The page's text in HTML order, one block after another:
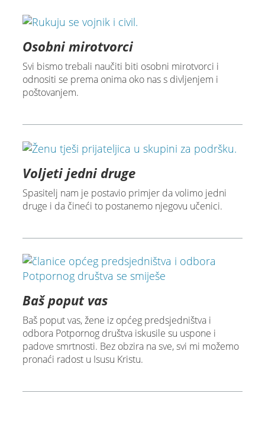
Osobni mirotvorci
Svi bismo trebali naučiti biti osobni mirotvorci i
odnositi se prema onima oko nas s divljenjem i
poštovanjem.
Voljeti jedni druge
Spasitelj nam je postavio primjer da volimo jedni
druge i da čineći to postanemo njegovu učenici.
Baš poput vas
Baš poput vas, žene iz općeg predsjedništva i
odbora Potpornog društva iskusile su uspone i
padove smrtnosti. Bez obzira na sve, svi mi možemo
pronaći radost u Isusu Kristu.